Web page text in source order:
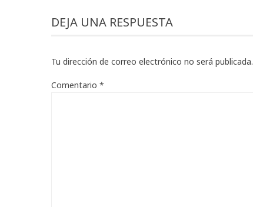
DEJA UNA RESPUESTA
Tu dirección de correo electrónico no será publicada.
Comentario *